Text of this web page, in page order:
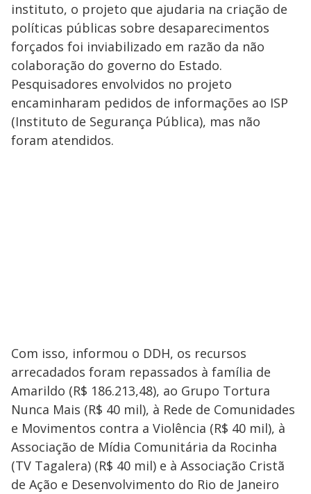
instituto, o projeto que ajudaria na criação de
políticas públicas sobre desaparecimentos
forçados foi inviabilizado em razão da não
colaboração do governo do Estado.
Pesquisadores envolvidos no projeto
encaminharam pedidos de informações ao ISP
(Instituto de Segurança Pública), mas não
foram atendidos.
Com isso, informou o DDH, os recursos
arrecadados foram repassados à família de
Amarildo (R$ 186.213,48), ao Grupo Tortura
Nunca Mais (R$ 40 mil), à Rede de Comunidades
e Movimentos contra a Violência (R$ 40 mil), à
Associação de Mídia Comunitária da Rocinha
(TV Tagalera) (R$ 40 mil) e à Associação Cristã
de Ação e Desenvolvimento do Rio de Janeiro